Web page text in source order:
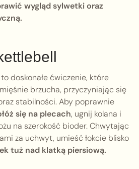
wygląd sylwetki oraz
to doskonałe ćwiczenie, które
brzucha, przyczyniając się
stabilności. Aby poprawnie
się na plecach, ugnij kolana i
na szerokość bioder. Chwytając
za uchwyt, umieść łokcie blisko
tuż nad klatką piersiową.